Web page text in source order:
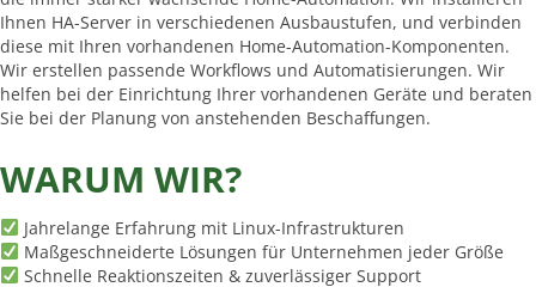
Ihnen HA-Server in verschiedenen Ausbaustufen, und verbinden
diese mit Ihren vorhandenen Home-Automation-Komponenten.
Wir erstellen passende Workflows und Automatisierungen. Wir
helfen bei der Einrichtung Ihrer vorhandenen Geräte und beraten
Sie bei der Planung von anstehenden Beschaffungen.
WARUM WIR?
Jahrelange Erfahrung mit Linux-Infrastrukturen
Maßgeschneiderte Lösungen für Unternehmen jeder Größe
Schnelle Reaktionszeiten & zuverlässiger Support